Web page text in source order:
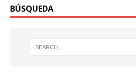
BÚSQUEDA